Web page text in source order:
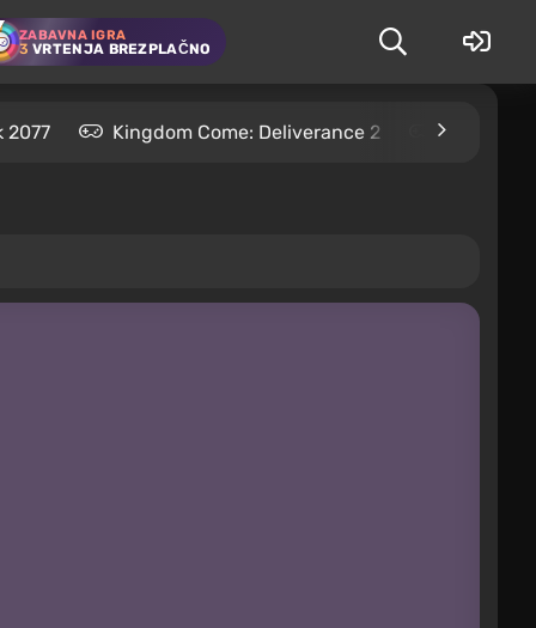
ZABAVNA IGRA
3 VRTENJA BREZPLAČNO
2077 Kingdom Come: Deliverance 2